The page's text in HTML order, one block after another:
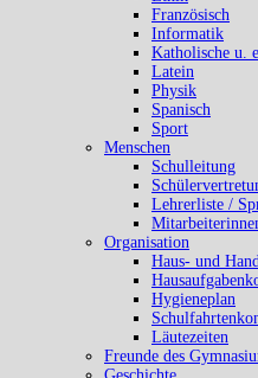
Französisch
Informatik
Katholische u.
Latein
Physik
Spanisch
Sport
Menschen
Schulleitung
Lehrerliste /
Organisation
Haus- und
Hygieneplan
Läutezeiten
Freunde des